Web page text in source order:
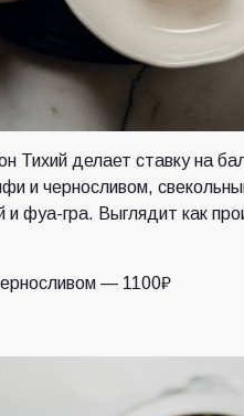
Тихий делает ставку на
и черносливом,
и фуа-гра. Выглядит как
— 1100₽